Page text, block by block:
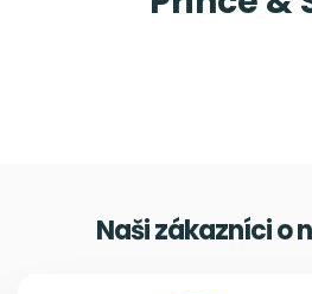
Naši zákazníci o